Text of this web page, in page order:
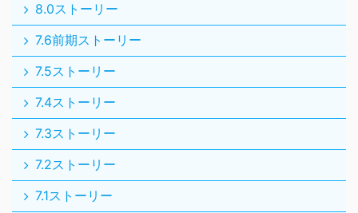
8.0ストーリー
7.6前期ストーリー
7.5ストーリー
7.4ストーリー
7.3ストーリー
7.2ストーリー
7.1ストーリー